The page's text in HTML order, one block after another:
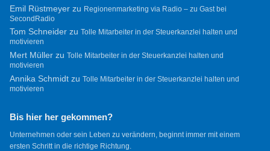
Emil Rüstmeyerzu Regionenmarketing via Radio – zu Gast bei
SecondRadio
Tom Schneiderzu Tolle Mitarbeiter in der Steuerkanzlei halten und
motivieren
Mert Müllerzu Tolle Mitarbeiter in der Steuerkanzlei halten und
motivieren
Annika Schmidtzu Tolle Mitarbeiter in der Steuerkanzlei halten und
motivieren
Bis hier her gekommen?
Unternehmen oder sein Leben zu verändern, beginnt immer mit einem
ersten Schritt in die richtige Richtung.